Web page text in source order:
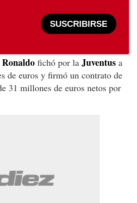
SUSCRIBIRSE
fichó por la Juventus a
de euros y firmó un contrato de
31 millones de euros netos por